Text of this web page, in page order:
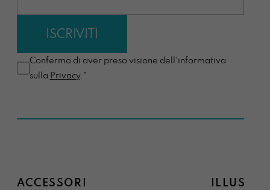
Confermo di aver preso visione dell'informativa
sulla Privacy.*
ACCESSORI